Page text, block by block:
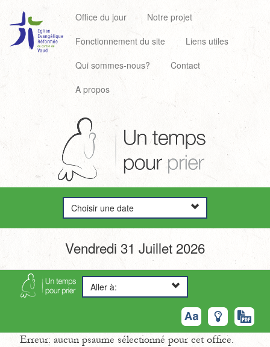
Office du jour
Notre projet
Fonctionnement du site
Liens utiles
Qui sommes-nous?
Contact
A propos
Choisir une date
Vendredi 31 Juillet 2026
Aller à:
Erreur: aucun psaume sélectionné pour cet office.